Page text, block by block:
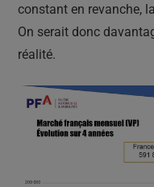
constant en revanche,
On serait donc
réalité.